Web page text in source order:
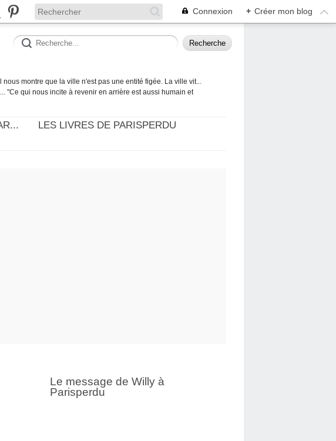
Connexion + Créer mon blog
montre que la ville n'est pas une entité figée. La ville vit...
"Ce qui nous incite à revenir en arrière est aussi humain et
LES LIVRES DE PARISPERDU
Le message de Willy à
Parisperdu